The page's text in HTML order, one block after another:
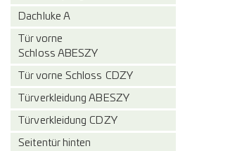
Dachluke A
Tür vorne
Schloss ABESZY
Tür vorne Schloss CDZY
Türverkleidung ABESZY
Türverkleidung CDZY
Seitentür hinten